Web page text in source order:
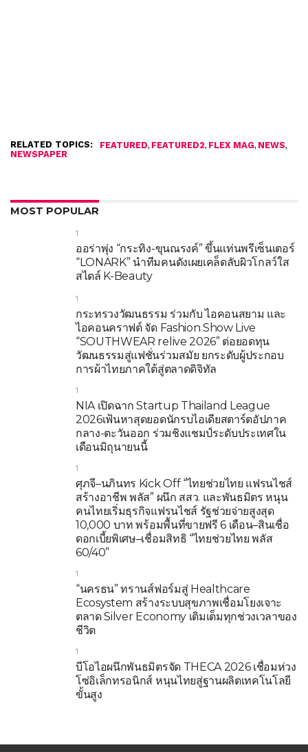
RELATED TOPICS: FEATURED, FEATURED2, FLEX MAG, NEWS,
NEWSPAPER
MOST POPULAR
1
ออร่าพุ่ง “กระทิง-ขุนณรงค์” ขึ้นแท่นพรีเซ็นเตอร์
“LONARK” นำทีมคนดังเผยเคล็ดลับผิวโกลว์ใส
สไตล์ K-Beauty
1
กระทรวงวัฒนธรรม ร่วมกับ ไอคอนสยาม และ
ไอคอนคราฟต์ จัด Fashion Show Live
“SOUTHWEAR relive 2026” ต่อยอดทุน
วัฒนธรรมสู่แฟชั่นร่วมสมัย ยกระดับผู้ประกอบ
การผ้าไทยภาคใต้สู่ตลาดดิจิทัล
1
NIA เปิดฉาก Startup Thailand League
2026เฟ้นหาสุดยอดนักรบไอเดียสตาร์ตอัปภาค
กลาง-ตะวันออก ร่วมชิงแชมป์ระดับประเทศใน
เดือนมิถุนายนนี้
1
ศุภจี–นภินทร Kick Off “ไทยช่วยไทย แฟรนไชส์
สร้างอาชีพ พลัส” ผนึก สสว. และพันธมิตร หนุน
คนไทยเริ่มธุรกิจแฟรนไชส์ รัฐช่วยจ่ายสูงสุด
10,000 บาท พร้อมพื้นที่ขายฟรี 6 เดือน–สินเชื่อ
ดอกเบี้ยพิเศษ–เชื่อมสิทธิ “ไทยช่วยไทย พลัส
60/40”
1
“นครธน” ทรานส์ฟอร์มสู่ Healthcare
Ecosystem สร้างระบบสุขภาพเชื่อมโยงเจาะ
ตลาด Silver Economy เติมเต็มทุกช่วงเวลาของ
ชีวิต
1
บีโอไอผนึกพันธมิตรจัด THECA 2026 เชื่อมห่วง
โซ่อิเล็กทรอนิกส์ หนุนไทยสู่ฐานผลิตเทคโนโลยี
ขั้นสูง